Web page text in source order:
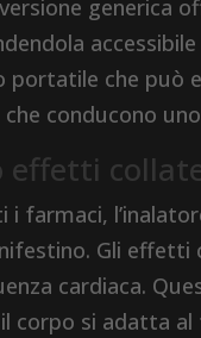
generica
portatile che può
conducono
effetti
i farmaci,
Gli effetti
cardiaca.
corpo si adatta al